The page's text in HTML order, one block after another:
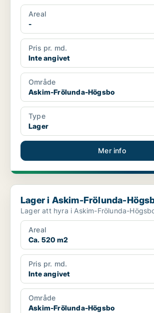
Areal
-
Pris pr. md.
Inte angivet
Område
Askim-Frölunda-Högsbo
Type
Lager
Mer info
Lager i Askim-Frölunda-Högsbo
Lager i Askim-Frölunda-
Lager att hyra i Askim-Frölunda-
Areal
Ca. 520 m2
Pris pr. md.
Inte angivet
Område
Askim-Frölunda-Högsbo